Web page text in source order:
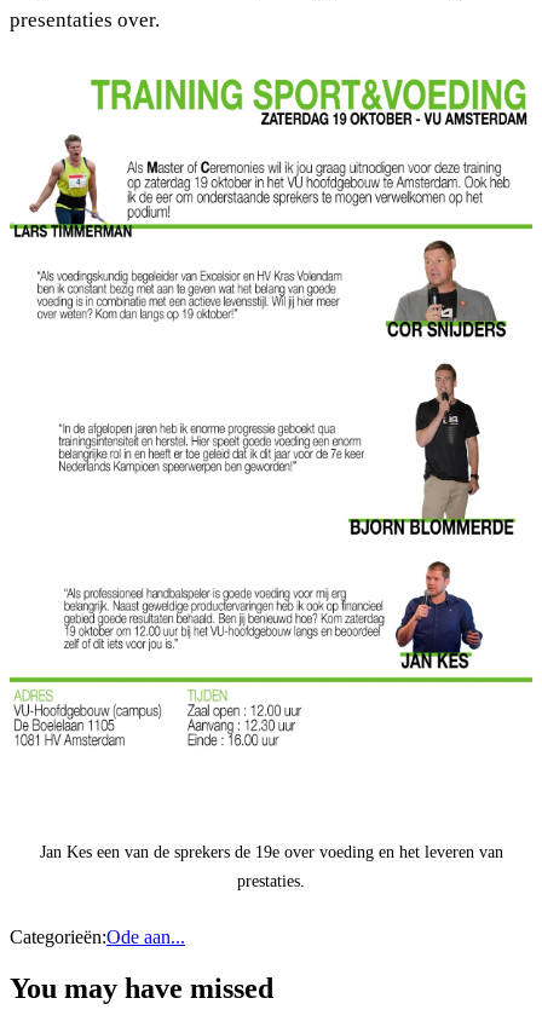
presentaties over.
Jan Kes een van de sprekers de 19e over voeding en het leveren van
prestaties.
Categorieën:Ode aan...
You may have missed